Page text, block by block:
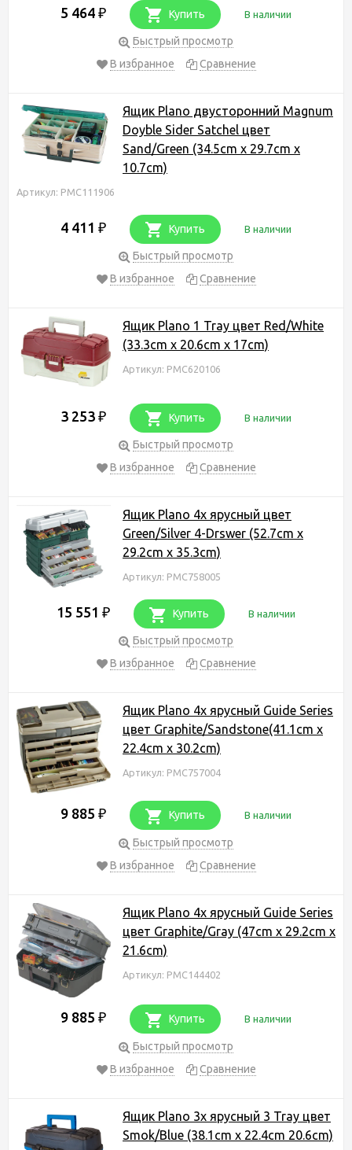
5 464 ₽ Купить В наличии
Быстрый просмотр
В избранное
Сравнение
Ящик Plano двусторонний Magnum
Doyble Sider Satchel цвет
Sand/Green (34.5cm x 29.7cm x
10.7cm)
Артикул: PMC111906
4 411 ₽ Купить В наличии
Быстрый просмотр
В избранное
Сравнение
Ящик Plano 1 Tray цвет Red/White
(33.3cm x 20.6cm x 17cm)
Артикул: PMC620106
3 253 ₽ Купить В наличии
Быстрый просмотр
В избранное
Сравнение
Ящик Plano 4х ярусный цвет
Green/Silver 4-Drswer (52.7cm x
29.2cm x 35.3cm)
Артикул: PMC758005
15 551 ₽ Купить В наличии
Быстрый просмотр
В избранное
Сравнение
Ящик Plano 4х ярусный Guide Series
цвет Graphite/Sandstone(41.1cm x
22.4cm x 30.2cm)
Артикул: PMC757004
9 885 ₽ Купить В наличии
Быстрый просмотр
В избранное
Сравнение
Ящик Plano 4х ярусный Guide Series
цвет Graphite/Gray (47cm x 29.2cm x
21.6cm)
Артикул: PMC144402
9 885 ₽ Купить В наличии
Быстрый просмотр
В избранное
Сравнение
Ящик Plano 3х ярусный 3 Tray цвет
Smok/Blue (38.1cm x 22.4cm 20.6cm)